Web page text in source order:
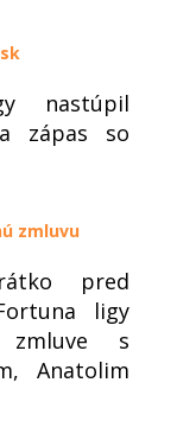
nastúpil
zápas so
zmluvu
pred
ligy
zmluve s
Anatolim